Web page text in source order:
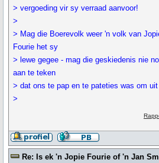
> vergoeding vir sy verraad aanvoor!
>
> Mag die Boerevolk weer 'n volk van
Fourie het sy
> lewe gegee - mag die geskiedenis nie
aan te teken
> dat ons te pap en te pateties was om
>
Re: Is ek 'n Jopie Fourie of 'n Jan